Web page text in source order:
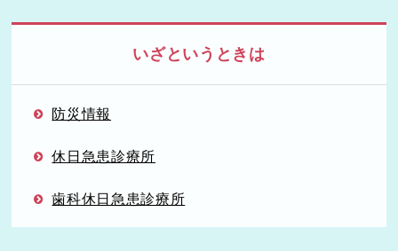
いざというときは
防災情報
休日急患診療所
歯科休日急患診療所